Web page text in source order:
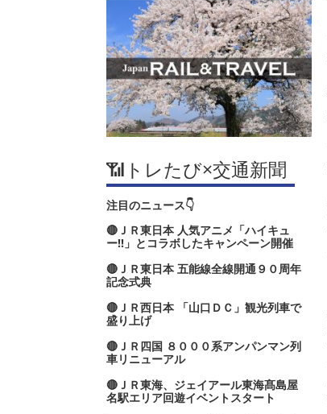
📶トレたび×交通新聞
注目のニュース👇
🔴ＪＲ東日本 人気アニメ「ハイキュ
ー‼」とコラボしたキャンペーン開催
🔴ＪＲ東日本 五能線全線開通９０周年
記念式典
🔴ＪＲ西日本 「山口ＤＣ」観光列車で
盛り上げ
🔴ＪＲ四国 ８０００系アンパンマン列
車リニューアル
🔴ＪＲ東海、ジェイアール東海髙島屋
名駅エリア回遊イベントスタート